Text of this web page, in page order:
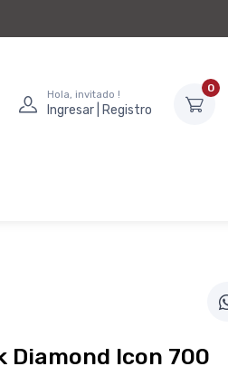
Hola, invitado !
Ingresar | Registro
0
Diamond Icon 700